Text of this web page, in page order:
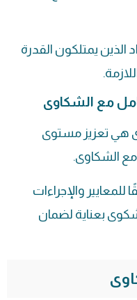
الذين يمتلكون القدرة
مع الشكاوى
هي تعزيز مستوى
الشكاوى.
والإجراءات
بعناية لضمان